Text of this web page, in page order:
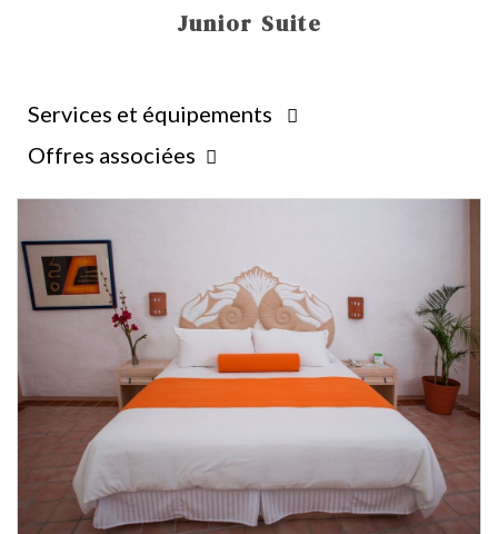
Junior Suite
Services et équipements
Offres associées